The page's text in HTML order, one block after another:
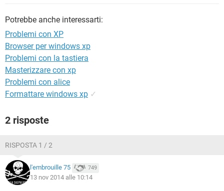
HARDWARE
Potrebbe anche interessarti:
Problemi con XP
Browser per windows xp
Problemi con la tastiera
Masterizzare con xp
Problemi con alice
Formattare windows xp ✓
2 risposte
RISPOSTA 1 / 2
l'embrouille 75 749
13 nov 2014 alle 10:14